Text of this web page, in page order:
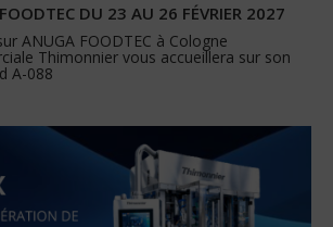
DU 23 AU 26 FÉVRIER 2027
ANUGA FOODTEC à Cologne
Thimonnier vous accueillera sur son
A-088